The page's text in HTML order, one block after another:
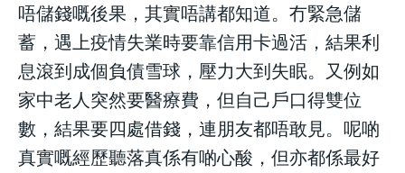
唔儲錢嘅後果，其實唔講都知道。冇緊急儲
蓄，遇上疫情失業時要靠信用卡過活，結果利
息滾到成個負債雪球，壓力大到失眠。又例如
家中老人突然要醫療費，但自己戶口得雙位
數，結果要四處借錢，連朋友都唔敢見。呢啲
真實嘅經歷聽落真係有啲心酸，但亦都係最好